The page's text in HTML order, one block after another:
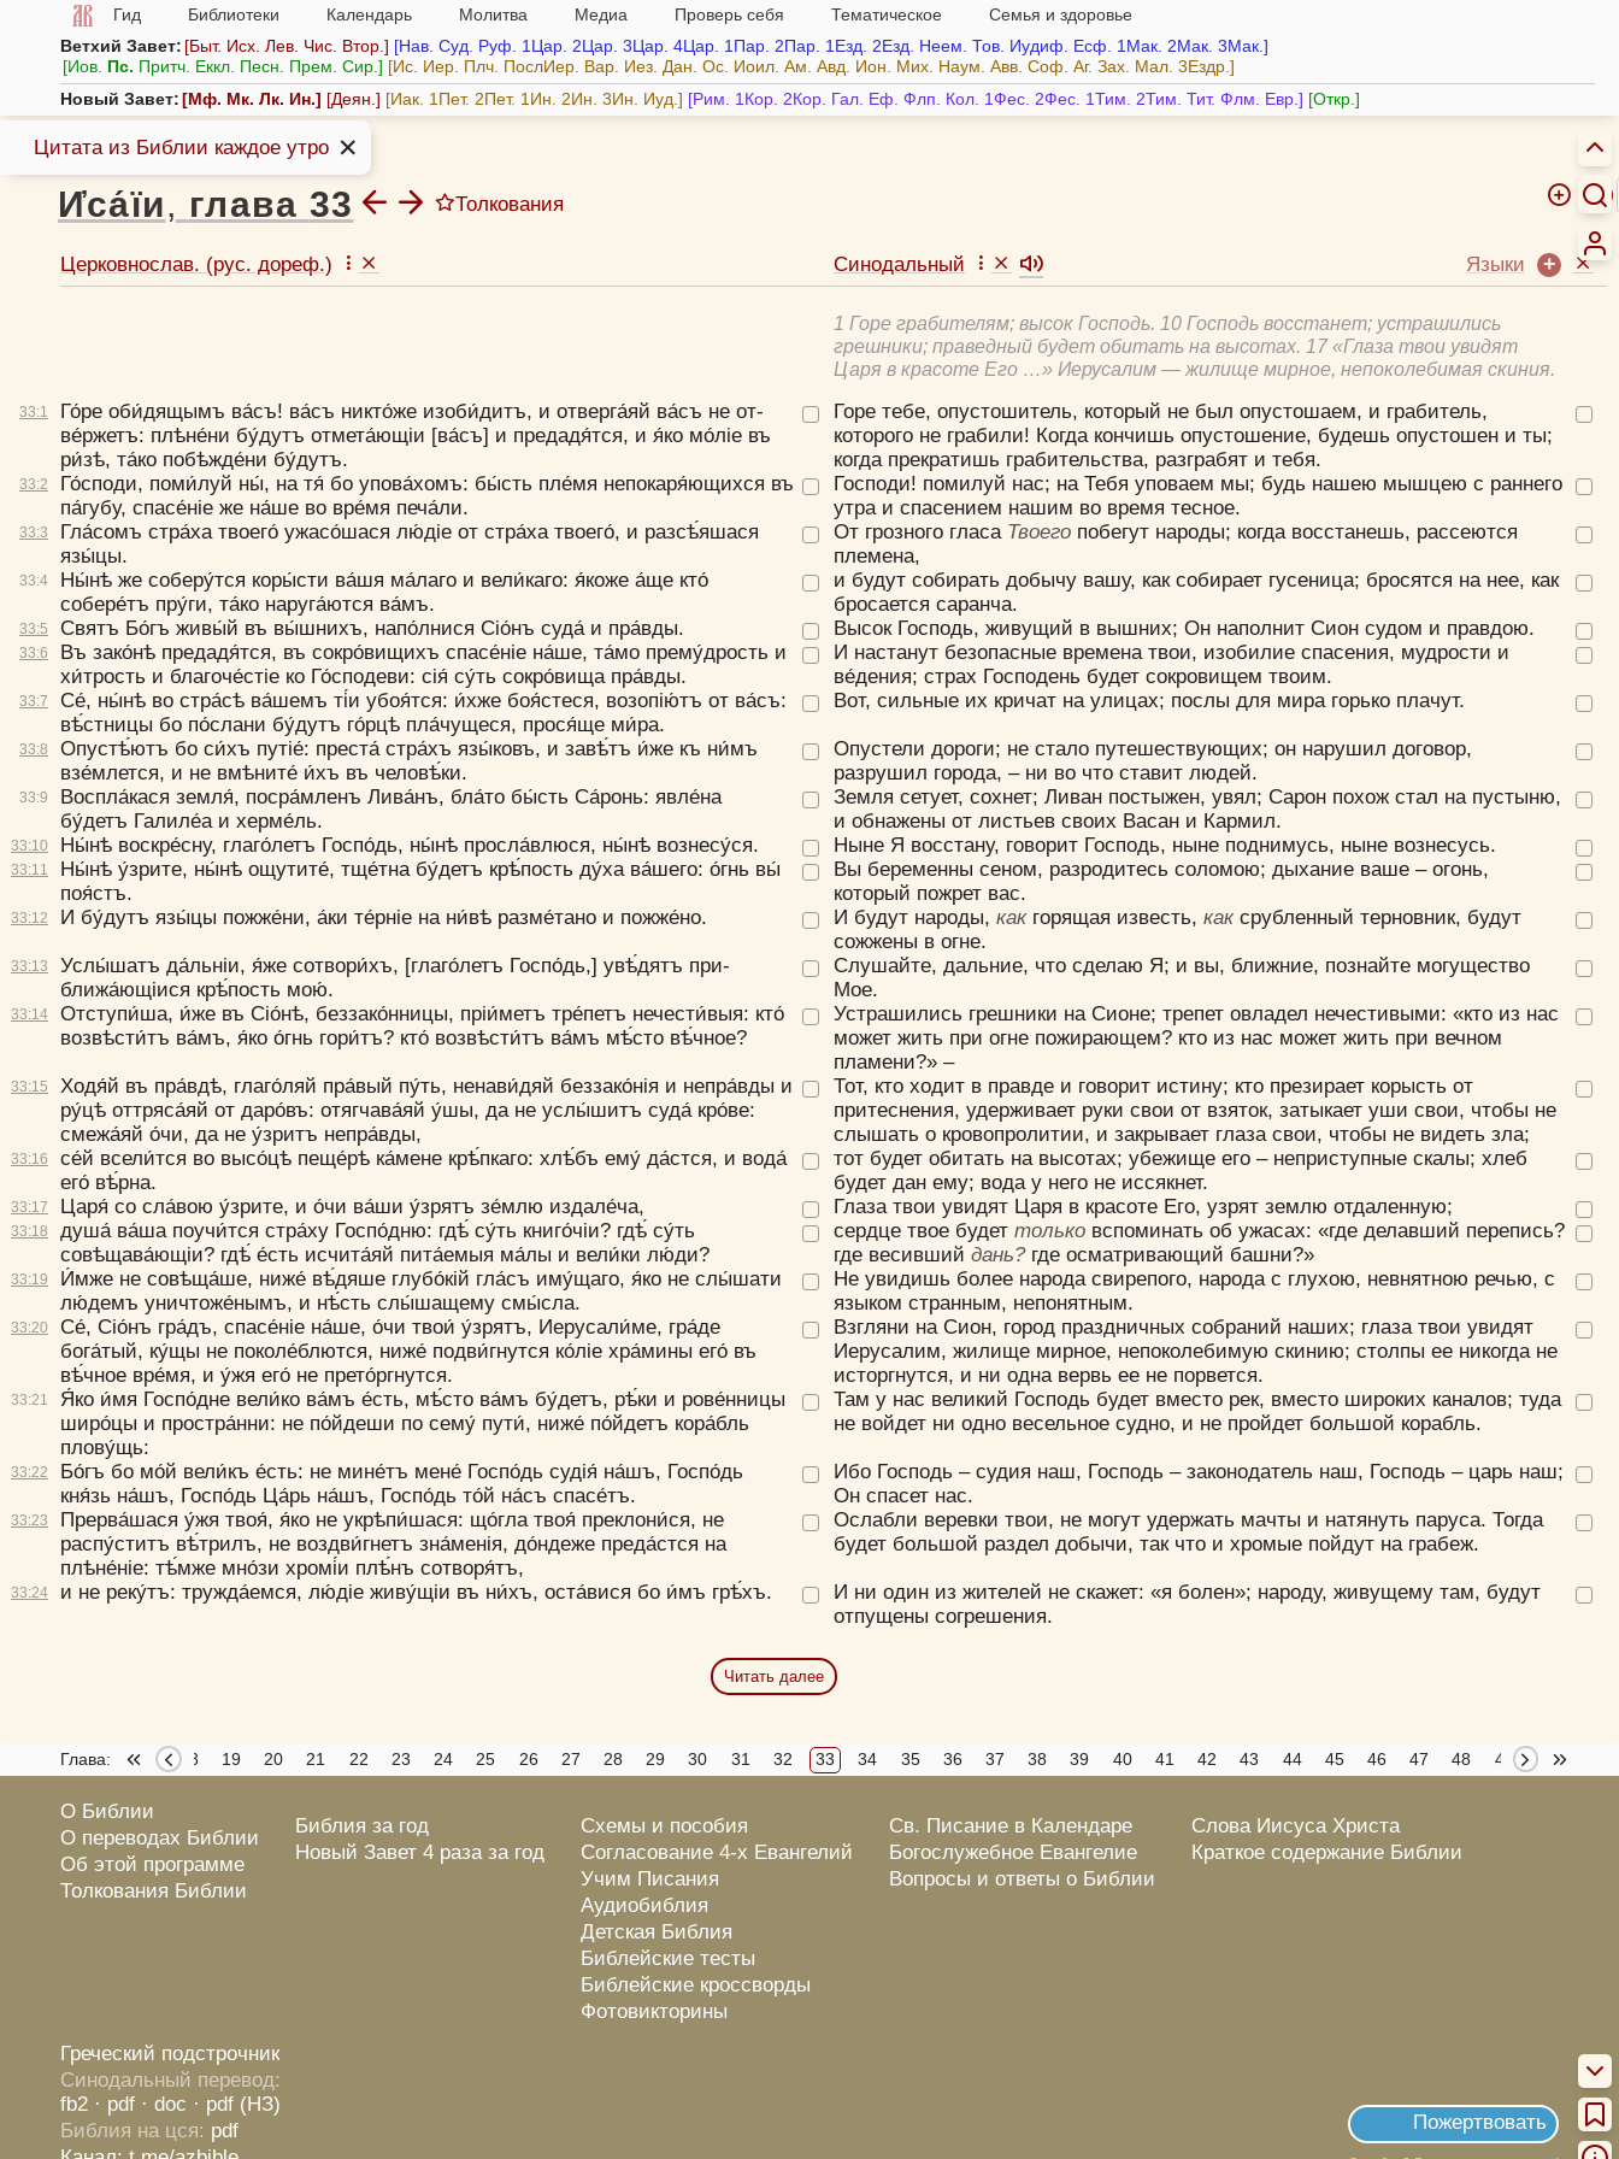
Гид Библиотеки Календарь Молитва Медиа Проверь себя Тематическое
Семья и здоровье
Ветхий Завет: Быт. Исх. Лев. Чис. Втор. Нав. Суд. Руф. 1Цар. 2Цар. 3Цар. 4Цар. 1Пар. 2Пар. 1Езд. 2Езд. Неем. Тов. Иудиф. Есф. 1Мак. 2Мак. 3Мак.
Иов. Пс. Притч. Еккл. Песн. Прем. Сир. Ис. Иер. Плч. ПослИер. Вар. Иез. Дан. Ос. Иоил. Ам. Авд. Ион. Мих. Наум. Авв. Соф. Аг. Зах. Мал. 3Ездр.
Новый Завет: Мф. Мк. Лк. Ин. Деян. Иак. 1Пет. 2Пет. 1Ин. 2Ин. 3Ин. Иуд. Рим. 1Кор. 2Кор. Гал. Еф. Флп. Кол. 1Фес. 2Фес. 1Тим. 2Тим. Тит. Флм. Евр. Откр.
Азбука веры » Библия »И҆са́їи » гл.33
И҆са́їи, глава 33
Толкования
33:1
33:2
33:3
33:4
33:5
33:6
33:7
33:8
33:9
33:10
33:11
33:12
33:13
33:14
33:15
33:16
33:17
33:18
33:19
33:20
33:21
33:22
33:23
33:24
Церковнослав. (рус. дореф.)
Го́ре оби́дящымъ ва́съ! ва́съ никто́же изоби́дитъ, и от­верга́яй ва́съ не от­
ве́ржетъ: плѣне́ни бу́дутъ от­мета́ющiи [ва́съ] и предадя́т­ся, и я́ко мо́лiе въ
ри́зѣ, та́ко побѣжде́ни бу́дутъ.
Го́споди, поми́луй ны́, на тя́ бо упова́хомъ: бы́сть пле́мя непокаря́ющихся въ
па́губу, спасе́нiе же на́­ше во вре́мя печа́ли.
Гла́сомъ стра́ха тво­его́ ужасо́шася лю́дiе от­ стра́ха тво­его́, и разсѣ́яшася
язы́цы.
Ны́нѣ же соберу́т­ся коры́сти ва́шя ма́лаго и вели́каго: я́коже а́ще кто́
собере́тъ пру́ги, та́ко наруга́ют­ся ва́мъ.
Святъ Бо́гъ живы́й въ вы́шнихъ, напо́лнися Сiо́нъ суда́ и пра́вды.
Въ зако́нѣ предадя́т­ся, въ сокро́вищихъ спасе́нiе на́­ше, та́мо прему́дрость и
хи́трость и благо­че́стiе ко Го́сподеви: сiя́ су́ть сокро́вища пра́вды.
Се́, ны́нѣ во стра́сѣ ва́­шемъ ті́и убоя́т­ся: и́хже боя́стеся, возопiю́тъ от­ ва́съ:
вѣ́стницы бо по́слани бу́дутъ го́рцѣ пла́чущеся, прося́ще ми́ра.
Опустѣ́ютъ бо си́хъ путiе́: преста́ стра́хъ язы́ковъ, и завѣ́тъ и́же къ ни́мъ
взе́млет­ся, и не вмѣните́ и́хъ въ человѣ́ки.
Воспла́кася земля́, посра́мленъ Лива́нъ, бла́то бы́сть Са́ронь: явле́на
бу́детъ Галиле́а и херме́ль.
Ны́нѣ воскре́сну, глаго́летъ Госпо́дь, ны́нѣ просла́влюся, ны́нѣ воз­несу́ся.
Ны́нѣ у́зрите, ны́нѣ ощутите́, тще́тна бу́детъ крѣ́пость ду́ха ва́­шего: о́гнь вы́
поя́стъ.
И бу́дутъ язы́цы пожже́ни, а́ки те́рнiе на ни́вѣ разме́тано и пожже́но.
Услы́шатъ да́льнiи, я́же сотвори́хъ, [глаго́летъ Госпо́дь,] увѣ́дятъ при­­
ближа́ющiися крѣ́пость мою́.
Отступи́ша, и́же въ Сiо́нѣ, беззако́н­ницы, прiи́метъ тре́петъ нечести́выя: кто́
воз­вѣсти́тъ ва́мъ, я́ко о́гнь гори́тъ? кто́ воз­вѣсти́тъ ва́мъ мѣ́сто вѣ́чно­е?
Ходя́й въ пра́вдѣ, глаго́ляй пра́вый пу́ть, ненави́дяй беззако́нiя и непра́вды и
ру́цѣ от­тряса́яй от­ даро́въ: отягчава́яй у́шы, да не услы́шитъ суда́ кро́ве:
смежа́яй о́чи, да не у́зритъ непра́вды,
се́й всели́т­ся во высо́цѣ пеще́рѣ ка́мене крѣ́пкаго: хлѣ́бъ ему́ да́ст­ся, и вода́
его́ вѣ́рна.
Царя́ со сла́вою у́зрите, и о́чи ва́ши у́зрятъ зе́млю издале́ча,
душа́ ва́ша по­учи́т­ся стра́ху Госпо́дню: гдѣ́ су́ть книго́чiи? гдѣ́ су́ть
совѣщава́ющiи? гдѣ́ е́сть исчита́яй пита́емыя ма́лы и вели́ки лю́ди?
И́мже не совѣща́­ше, ниже́ вѣ́дяше глубо́кiй гла́съ иму́щаго, я́ко не слы́шати
лю́демъ уничтоже́нымъ, и нѣ́сть слы́шащему смы́сла.
Се́, Сiо́нъ гра́дъ, спасе́нiе на́­ше, о́чи тво­и́ у́зрятъ, Иерусали́ме, гра́де
бога́тый, ку́щы не поколе́блют­ся, ниже́ подви́гнут­ся ко́лiе хра́мины его́ въ
вѣ́чное вре́мя, и у́жя его́ не прето́ргнут­ся.
Я́ко и́мя Госпо́дне вели́ко ва́мъ е́сть, мѣ́сто ва́мъ бу́детъ, рѣ́ки и рове́н­ницы
широ́цы и простра́н­ни: не по́йдеши по сему́ пути́, ниже́ по́йдетъ кора́бль
плову́щь:
Бо́гъ бо мо́й вели́къ е́сть: не мине́тъ мене́ Госпо́дь судiя́ на́шъ, Госпо́дь
кня́зь на́шъ, Госпо́дь Ца́рь на́шъ, Госпо́дь то́й на́съ спасе́тъ.
Прерва́шася у́жя твоя́, я́ко не укрѣпи́шася: що́гла твоя́ преклони́ся, не
распу́ститъ вѣ́трилъ, не воз­дви́гнетъ зна́менiя, до́ндеже преда́ст­ся на
плѣне́нiе: тѣ́мже мно́зи хромі́и плѣ́нъ сотворя́тъ,
и не реку́тъ: тружда́емся, лю́дiе живу́щiи въ ни́хъ, оста́вися бо и́мъ грѣ́хъ.
Синодальный Языки
1 Горе грабителям; высок Господь. 10 Господь восстанет; устрашились
грешники; праведный будет обитать на высотах. 17 «Глаза твои увидят
Царя в красоте Его …» Иерусалим — жилище мирное, непоколебимая скиния.
Горе тебе, опустошитель, который не был опустошаем, и грабитель,
которого не грабили! Когда кончишь опустошение, будешь опустошен и ты;
когда прекратишь грабительства, разграбят и тебя.
Господи! помилуй нас; на Тебя уповаем мы; будь нашею мышцею с раннего
утра и спасением нашим во время тесное.
От грозного гласа Твоего побегут народы; когда восстанешь, рассеются
племена,
и будут собирать добычу вашу, как собирает гусеница; бросятся на нее, как
бросается саранча.
Высок Господь, живущий в вышних; Он наполнит Сион судом и правдою.
И настанут безопасные времена твои, изобилие спасения, мудрости и
ве́дения; страх Господень будет сокровищем твоим.
Вот, сильные их кричат на улицах; послы для мира горько плачут.
Опустели дороги; не стало путешествующих; он нарушил договор,
разрушил города, – ни во что ставит людей.
Земля сетует, сохнет; Ливан постыжен, увял; Сарон похож стал на пустыню,
и обнажены от листьев своих Васан и Кармил.
Ныне Я восстану, говорит Господь, ныне поднимусь, ныне вознесусь.
Вы беременны сеном, разродитесь соломою; дыхание ваше – огонь,
который пожрет вас.
И будут народы, какгорящая известь, каксрубленный терновник, будут
сожжены в огне.
Слушайте, дальние, что сделаю Я; и вы, ближние, познайте могущество
Мое.
Устрашились грешники на Сионе; трепет овладел нечестивыми: «кто из нас
может жить при огне пожирающем? кто из нас может жить при вечном
пламени?» –
Тот, кто ходит в правде и говорит истину; кто презирает корысть от
притеснения, удерживает руки свои от взяток, затыкает уши свои, чтобы не
слышать о кровопролитии, и закрывает глаза свои, чтобы не видеть зла;
тот будет обитать на высотах; убежище его – неприступные скалы; хлеб
будет дан ему; вода у него не иссякнет.
Глаза твои увидят Царя в красоте Его, узрят землю отдаленную;
сердце твое будет только вспоминать об ужасах: «где делавший перепись?
где весивший дань?где осматривающий башни?»
Не увидишь более народа свирепого, народа с глухою, невнятною речью, с
языком странным, непонятным.
Взгляни на Сион, город праздничных собраний наших; глаза твои увидят
Иерусалим, жилище мирное, непоколебимую скинию; столпы ее никогда не
исторгнутся, и ни одна вервь ее не порвется.
Там у нас великий Господь будет вместо рек, вместо широких каналов; туда
не войдет ни одно весельное судно, и не пройдет большой корабль.
Ибо Господь – судия наш, Господь – законодатель наш, Господь – царь наш;
Он спасет нас.
Ослабли веревки твои, не могут удержать мачты и натянуть паруса. Тогда
будет большой раздел добычи, так что и хромые пойдут на грабеж.
И ни один из жителей не скажет: «я болен»; народу, живущему там, будут
отпущены согрешения.
Читать далее
Глава:
15 16 17 18 19 20 21 22 23 24 25 26 27 28 29 30 31 32 33 34 35 36 37 38 39 40 41 42 43 44 45 46 47 48 49 50
О Библии
О переводах Библии
Об этой программе
Толкования Библии
Библия за год
Новый Завет 4 раза за год
Схемы и пособия
Согласование 4-х Евангелий
Учим Писания
Аудиобиблия
Детская Библия
Библейские тесты
Библейские кроссворды
Фотовикторины
Св. Писание в Календаре
Богослужебное Евангелие
Вопросы и ответы о Библии
Слова Иисуса Христа
Краткое содержание Библии
Греческий подстрочник
Синодальный перевод:
fb2 · pdf · doc · pdf (НЗ)
Библия на цся: pdf
Пожертвовать
Прятать Компактная
Хорошо
Да
Нет
Регистрация
Цвет:
Удалить Сохранить
Цитата из Библии каждое утро ✕